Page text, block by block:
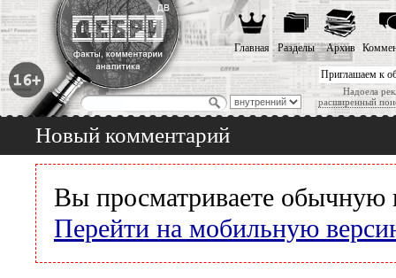
Приглашаем к
Надоела
расширенный
Главная Разделы Архив
Новый комментарий
Вы просматриваете обычную
Перейти на мобильную